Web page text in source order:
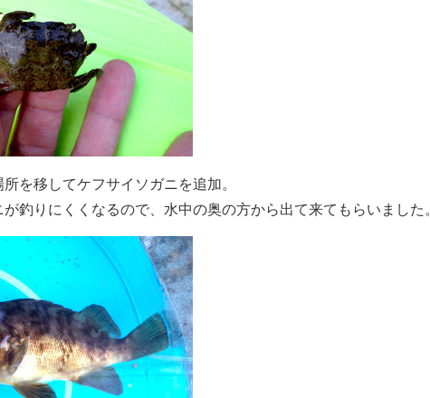
を移してケフサイソガニを追加。
釣りにくくなるので、水中の奥の方から出て来てもらいました。